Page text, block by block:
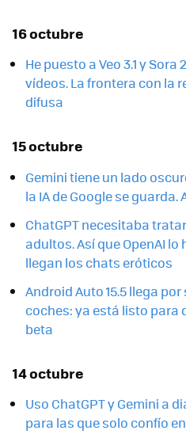
16 octubre
He puesto a Veo 3.1 y
vídeos. La frontera con la
difusa
15 octubre
Gemini tiene un lado
la IA de Google se guarda.
ChatGPT necesitaba
adultos. Así que OpenAI
llegan los chats eróticos
Android Auto 15.5 llega
coches: ya está listo para
beta
14 octubre
Uso ChatGPT y Gemini a
para las que solo confío